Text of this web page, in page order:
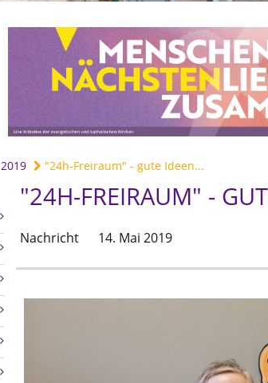
2019 "24h-Freiraum" - gute Ideen...
"24H-FREIRAUM" -
Nachricht 14. Mai 2019